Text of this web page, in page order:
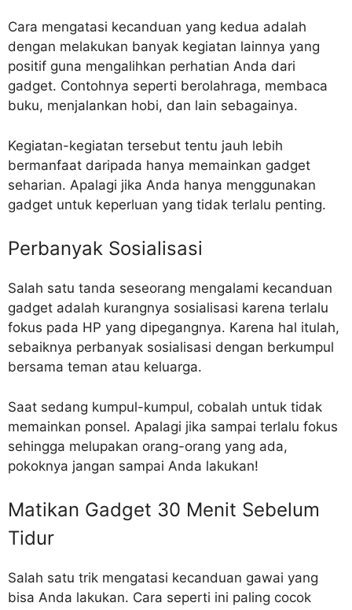
Cara mengatasi kecanduan yang kedua adalah
dengan melakukan banyak kegiatan lainnya yang
positif guna mengalihkan perhatian Anda dari
gadget. Contohnya seperti berolahraga, membaca
buku, menjalankan hobi, dan lain sebagainya.
Kegiatan-kegiatan tersebut tentu jauh lebih
bermanfaat daripada hanya memainkan gadget
seharian. Apalagi jika Anda hanya menggunakan
gadget untuk keperluan yang tidak terlalu penting.
Perbanyak Sosialisasi
Salah satu tanda seseorang mengalami kecanduan
gadget adalah kurangnya sosialisasi karena terlalu
fokus pada HP yang dipegangnya. Karena hal itulah,
sebaiknya perbanyak sosialisasi dengan berkumpul
bersama teman atau keluarga.
Saat sedang kumpul-kumpul, cobalah untuk tidak
memainkan ponsel. Apalagi jika sampai terlalu fokus
sehingga melupakan orang-orang yang ada,
pokoknya jangan sampai Anda lakukan!
Matikan Gadget 30 Menit Sebelum
Tidur
Salah satu trik mengatasi kecanduan gawai yang
bisa Anda lakukan. Cara seperti ini paling cocok